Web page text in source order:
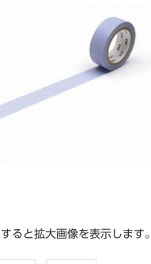
ると拡大画像を表示します。